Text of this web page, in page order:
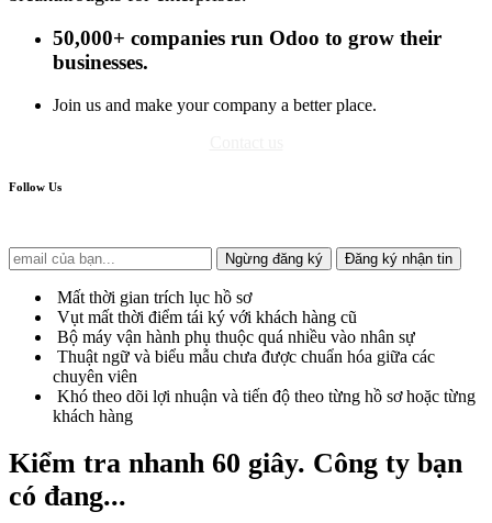
50,000+ companies run Odoo to grow their
businesses.
Join us and make your company a better place.
Follow Us
Ngừng đăng ký Đăng ký nhận tin
Mất thời gian trích lục hồ sơ
Vụt mất thời điểm tái ký với khách hàng cũ
Bộ máy vận hành phụ thuộc quá nhiều vào nhân sự
Thuật ngữ và biểu mẫu chưa được chuẩn hóa giữa các
chuyên viên
Khó theo dõi lợi nhuận và tiến độ theo từng hồ sơ hoặc từng
khách hàng
Kiểm tra nhanh 60 giây. Công ty bạn
có đang...